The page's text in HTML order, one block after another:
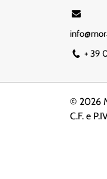
+ 39
© 2026
C.F. e